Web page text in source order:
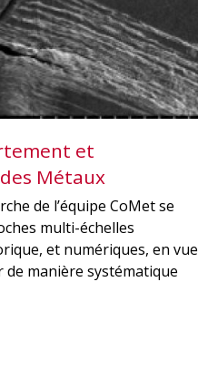
et
Métaux
de l’équipe CoMet se
multi-échelles
et numériques, en vue
de manière systématique